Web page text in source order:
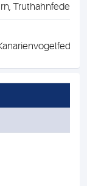
Truthahnfedern